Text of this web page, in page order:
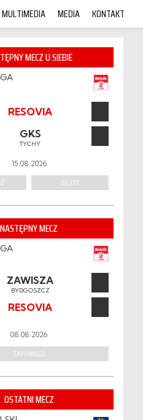
MULTIMEDIA MEDIA KONTAKT
MECZ U SIEBIE
RESOVIA
GKS
TYCHY
15.08.2026
BILETY
NASTĘPNY MECZ
ZAWISZA
BYDGOSZCZ
RESOVIA
08.08.2026
ZAPOWIEDŹ
OSTATNI MECZ